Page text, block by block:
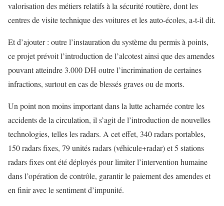
valorisation des métiers relatifs à la sécurité routière, dont les
centres de visite technique des voitures et les auto-écoles, a-t-il dit.
Et d’ajouter : outre l’instauration du système du permis à points,
ce projet prévoit l’introduction de l’alcotest ainsi que des amendes
pouvant atteindre 3.000 DH outre l’incrimination de certaines
infractions, surtout en cas de blessés graves ou de morts.
Un point non moins important dans la lutte acharnée contre les
accidents de la circulation, il s’agit de l’introduction de nouvelles
technologies, telles les radars. A cet effet, 340 radars portables,
150 radars fixes, 79 unités radars (véhicule+radar) et 5 stations
radars fixes ont été déployés pour limiter l’intervention humaine
dans l’opération de contrôle, garantir le paiement des amendes et
en finir avec le sentiment d’impunité.